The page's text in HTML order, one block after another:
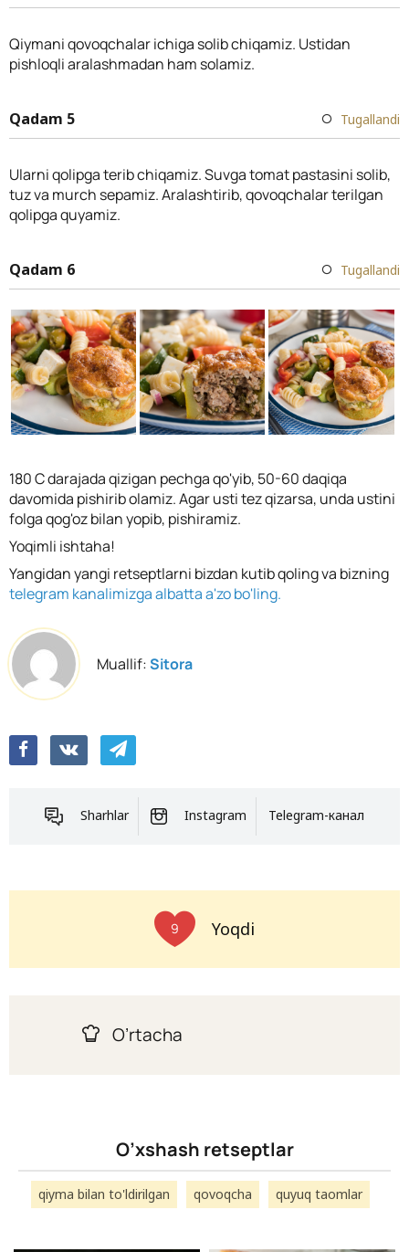
Qiymani qovoqchalar ichiga solib chiqamiz. Ustidan
pishloqli aralashmadan ham solamiz.
Qadam 5 Tugallandi
Ularni qolipga terib chiqamiz. Suvga tomat pastasini solib,
tuz va murch sepamiz. Aralashtirib, qovoqchalar terilgan
qolipga quyamiz.
Qadam 6 Tugallandi
180 C darajada qizigan pechga qo'yib, 50-60 daqiqa
davomida pishirib olamiz. Agar usti tez qizarsa, unda ustini
folga qog'oz bilan yopib, pishiramiz.
Yoqimli ishtaha!
Yangidan yangi retseptlarni bizdan kutib qoling va bizning
telegram kanalimizga albatta a'zo bo'ling.
Muallif:Sitora
Sharhlar Instagram Telegram-канал
9 Yoqdi
O’rtacha
O’xshash retseptlar
qiyma bilan to'ldirilgan qovoqcha quyuq taomlar